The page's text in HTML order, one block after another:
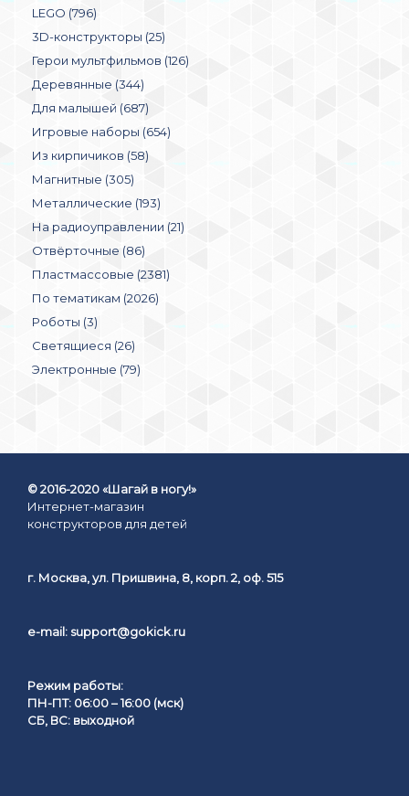
LEGO (796)
3D-конструкторы (25)
Герои мультфильмов (126)
Деревянные (344)
Для малышей (687)
Игровые наборы (654)
Из кирпичиков (58)
Магнитные (305)
Металлические (193)
На радиоуправлении (21)
Отвёрточные (86)
Пластмассовые (2381)
По тематикам (2026)
Роботы (3)
Светящиеся (26)
Электронные (79)
© 2016-2020 «Шагай в ногу!»
Интернет-магазин
конструкторов для детей
г. Москва, ул. Пришвина, 8, корп. 2, оф. 515
e-mail: support@gokick.ru
Режим работы:
ПН-ПТ: 06:00 – 16:00 (мск)
СБ, ВС: выходной